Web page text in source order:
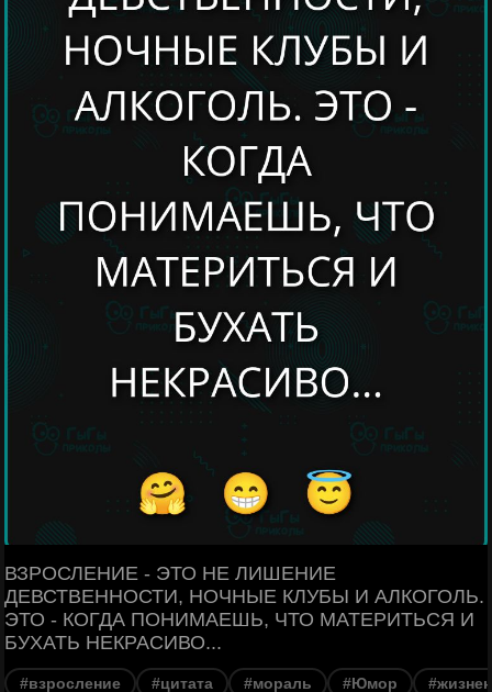
ВЗРОСЛЕНИЕ - ЭТО НЕ ЛИШЕНИЕ
ДЕВСТВЕННОСТИ, НОЧНЫЕ КЛУБЫ И АЛКОГОЛЬ.
ЭТО - КОГДА ПОНИМАЕШЬ, ЧТО МАТЕРИТЬСЯ И
БУХАТЬ НЕКРАСИВО...
#взросление #цитата #мораль #Юмор